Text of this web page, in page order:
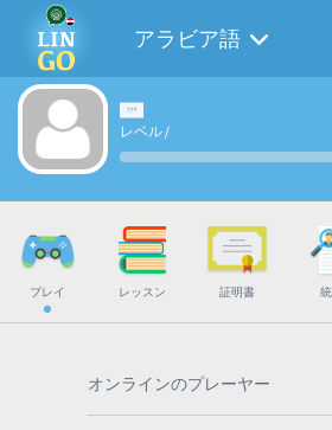
アラビア語
レベル/
プレイ レッスン 証明書
オンラインのプレーヤー